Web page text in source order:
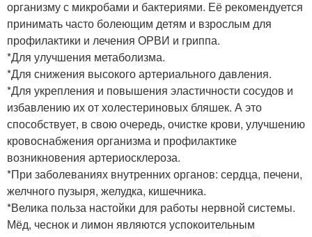
организму с микробами и бактериями. Её рекомендуется
принимать часто болеющим детям и взрослым для
профилактики и лечения ОРВИ и гриппа.
*Для улучшения метаболизма.
*Для снижения высокого артериального давления.
*Для укрепления и повышения эластичности сосудов и
избавлению их от холестериновых бляшек. А это
способствует, в свою очередь, очистке крови, улучшению
кровоснабжения организма и профилактике
возникновения артериосклероза.
*При заболеваниях внутренних органов: сердца, печени,
желчного пузыря, желудка, кишечника.
*Велика польза настойки для работы нервной системы.
Мёд, чеснок и лимон являются успокоительным